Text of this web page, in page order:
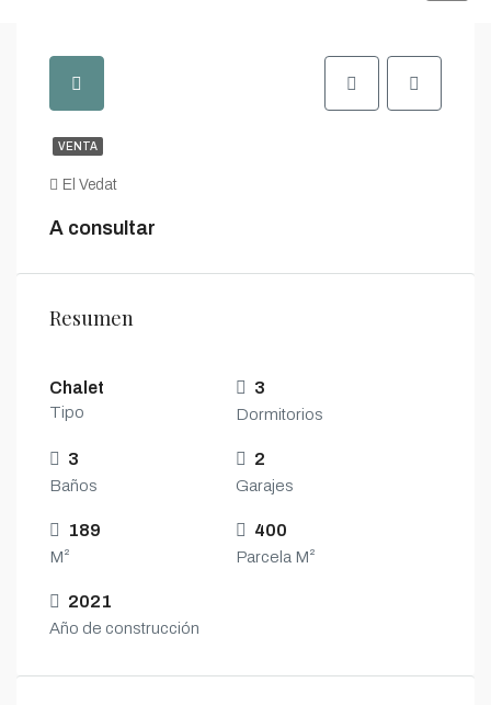
VENTA
El Vedat
A consultar
Resumen
Chalet
Tipo
3
Dormitorios
3
Baños
2
Garajes
189
M²
400
Parcela M²
2021
Año de construcción